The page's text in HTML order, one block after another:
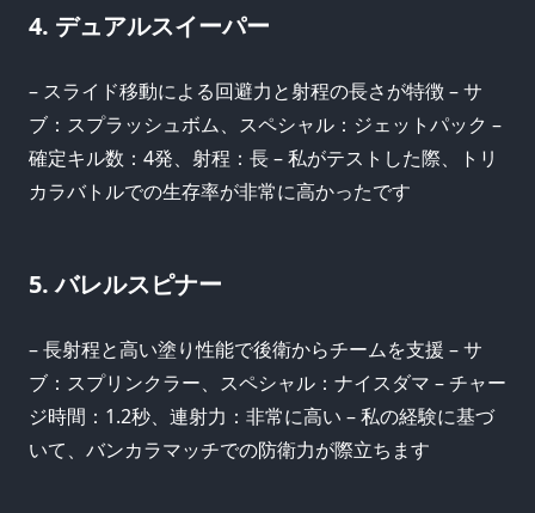
4. デュアルスイーパー
– スライド移動による回避力と射程の長さが特徴 – サ
ブ：スプラッシュボム、スペシャル：ジェットパック –
確定キル数：4発、射程：長 – 私がテストした際、トリ
カラバトルでの生存率が非常に高かったです
5. バレルスピナー
– 長射程と高い塗り性能で後衛からチームを支援 – サ
ブ：スプリンクラー、スペシャル：ナイスダマ – チャー
ジ時間：1.2秒、連射力：非常に高い – 私の経験に基づ
いて、バンカラマッチでの防衛力が際立ちます